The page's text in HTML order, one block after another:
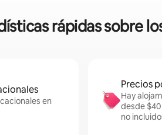
rápidas sobre
en
Precios
Hay
desde
no